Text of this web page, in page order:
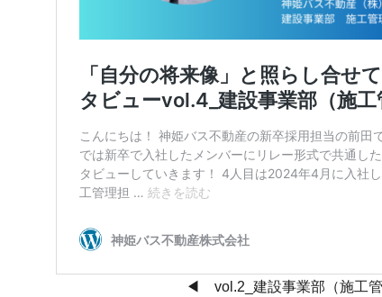
◀ vol.2_建設事業部（施工管